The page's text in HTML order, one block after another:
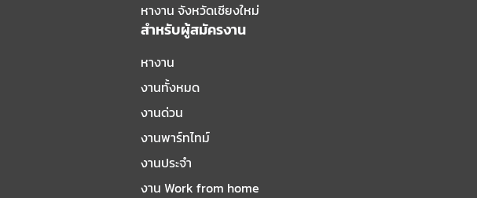
หางาน จังหวัดเชียงใหม่
สำหรับผู้สมัครงาน
หางาน
งานทั้งหมด
งานด่วน
งานพาร์ทไทม์
งานประจำ
งาน Work from home